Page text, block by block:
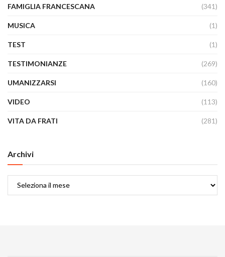
FAMIGLIA FRANCESCANA (341)
MUSICA (1)
TEST (1)
TESTIMONIANZE (269)
UMANIZZARSI (160)
VIDEO (113)
VITA DA FRATI (281)
Archivi